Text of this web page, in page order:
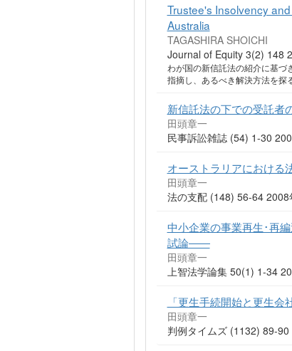
Trustee's Insolvency
Australia
TAGASHIRA SHOICHI
Journal of Equity 3(2) 148
わが国の新信託法の紹介に基
指摘し、あるべき解決方法を探る
新信託法の下での受託者
田頭章一
民事訴訟雑誌 (54) 1-30
オーストラリアにおける
田頭章一
法の支配 (148) 56-64 2008
中小企業の事業再生･再
試論――
田頭章一
上智法学論集 50(1) 1-34
「更生手続開始と更生会
田頭章一
判例タイムズ (1132) 89-90